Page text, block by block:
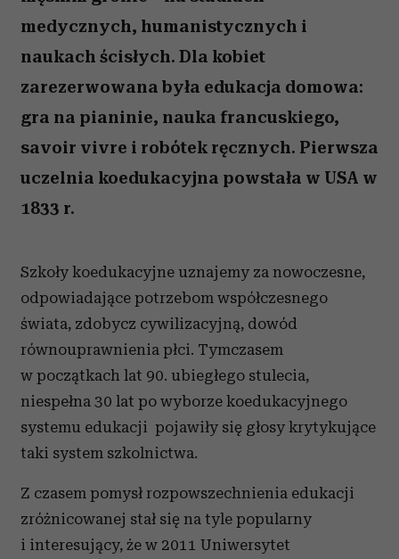
medycznych, humanistycznych i
naukach ścisłych. Dla kobiet
zarezerwowana była edukacja domowa:
gra na pianinie, nauka francuskiego,
savoir vivre i robótek ręcznych. Pierwsza
uczelnia koedukacyjna powstała w USA w
1833 r.
Szkoły koedukacyjne uznajemy za nowoczesne,
odpowiadające potrzebom współczesnego
świata, zdobycz cywilizacyjną, dowód
równouprawnienia płci. Tymczasem
w początkach lat 90. ubiegłego stulecia,
niespełna 30 lat po wyborze koedukacyjnego
systemu edukacji pojawiły się głosy krytykujące
taki system szkolnictwa.
Z czasem pomysł rozpowszechnienia edukacji
zróżnicowanej stał się na tyle popularny
i interesujący, że w 2011 Uniwersytet